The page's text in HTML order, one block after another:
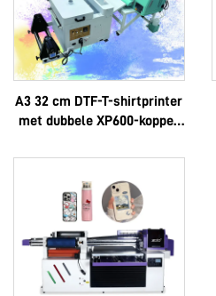
A3 32 cm DTF-T-shirtprinter
met dubbele XP600-koppen